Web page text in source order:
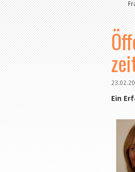
Ein